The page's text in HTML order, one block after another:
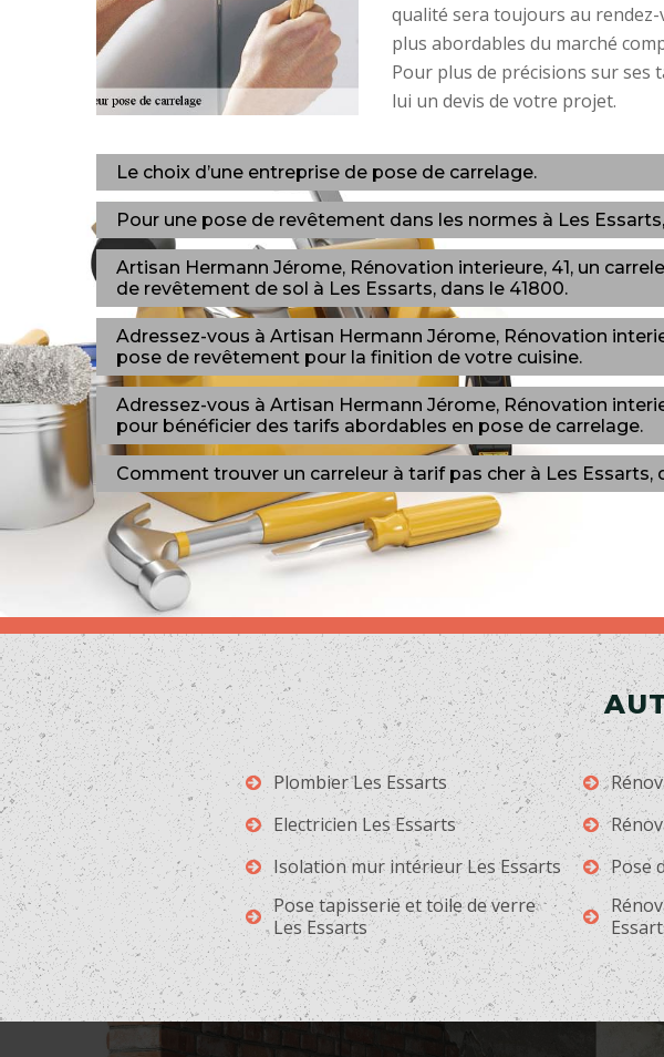
qualité sera toujours au
plus abordables du marché
Pour plus de précisions sur ses
lui un devis de votre projet.
Le choix d’une entreprise de pose de carrelage.
Pour une pose de revêtement dans les normes à Les
Artisan Hermann Jérome, Rénovation interieure, 41, un
de revêtement de sol à Les Essarts, dans le 41800.
Adressez-vous à Artisan Hermann Jérome, Rénovation
pose de revêtement pour la finition de votre cuisine.
Adressez-vous à Artisan Hermann Jérome, Rénovation
pour bénéficier des tarifs abordables en pose de carrelage.
Comment trouver un carreleur à tarif pas cher à Les Essarts,
Plombier Les Essarts
Electricien Les Essarts
Isolation mur intérieur Les Essarts
Pose tapisserie et toile de verre
Les Essarts
Pose